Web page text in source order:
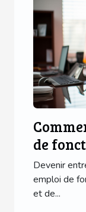
de
Devenir
emploi de
et de...